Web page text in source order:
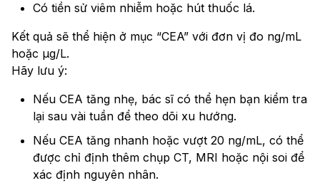
Có tiền sử viêm nhiễm hoặc hút thuốc lá.
Kết quả sẽ thể hiện ở mục “CEA” với đơn vị đo ng/mL
hoặc µg/L.
Hãy lưu ý:
Nếu CEA tăng nhẹ, bác sĩ có thể hẹn bạn kiểm tra
lại sau vài tuần để theo dõi xu hướng.
Nếu CEA tăng nhanh hoặc vượt 20 ng/mL, có thể
được chỉ định thêm chụp CT, MRI hoặc nội soi để
xác định nguyên nhân.